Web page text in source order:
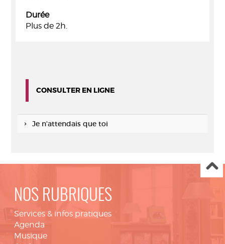
Durée
Plus de 2h.
CONSULTER EN LIGNE
Je n'attendais que toi
NOS RUBRIQUES
Services & infos pratiques
Agenda
Musique